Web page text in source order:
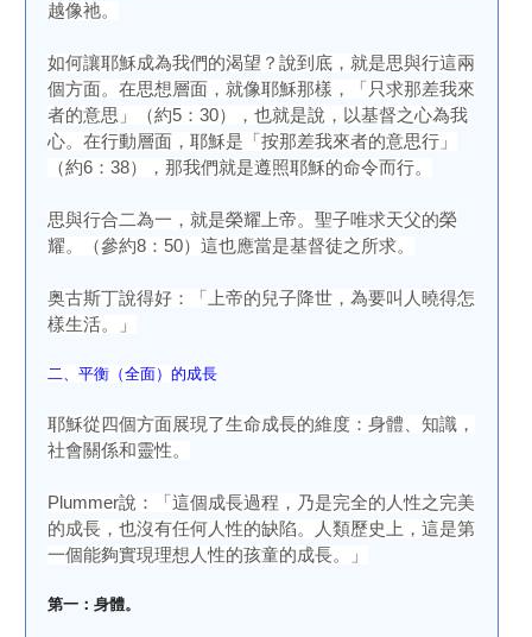
越像祂。
如何讓耶穌成為我們的渴望？說到底，就是思與行這兩
個方面。在思想層面，就像耶穌那樣，「只求那差我來
者的意思」（約5：30），也就是說，以基督之心為我
心。在行動層面，耶穌是「按那差我來者的意思行」
（約6：38），那我們就是遵照耶穌的命令而行。
思與行合二為一，就是榮耀上帝。聖子唯求天父的榮
耀。（參約8：50）這也應當是基督徒之所求。
奥古斯丁說得好：「上帝的兒子降世，為要叫人曉得怎
樣生活。」
二、平衡（全面）的成長
耶穌從四個方面展現了生命成長的維度：身體、知識，
社會關係和靈性。
Plummer說：「這個成長過程，乃是完全的人性之完美
的成長，也沒有任何人性的缺陷。人類歷史上，這是第
一個能夠實現理想人性的孩童的成長。」
第一：身體。